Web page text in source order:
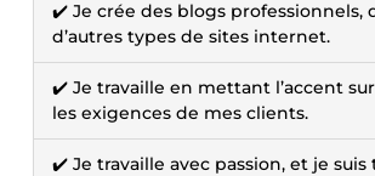
✔️ Je crée des blogs professionnels,
d’autres types de sites internet.
✔️ Je travaille en mettant l’accent
les exigences de mes clients.
✔️ Je travaille avec passion, et je